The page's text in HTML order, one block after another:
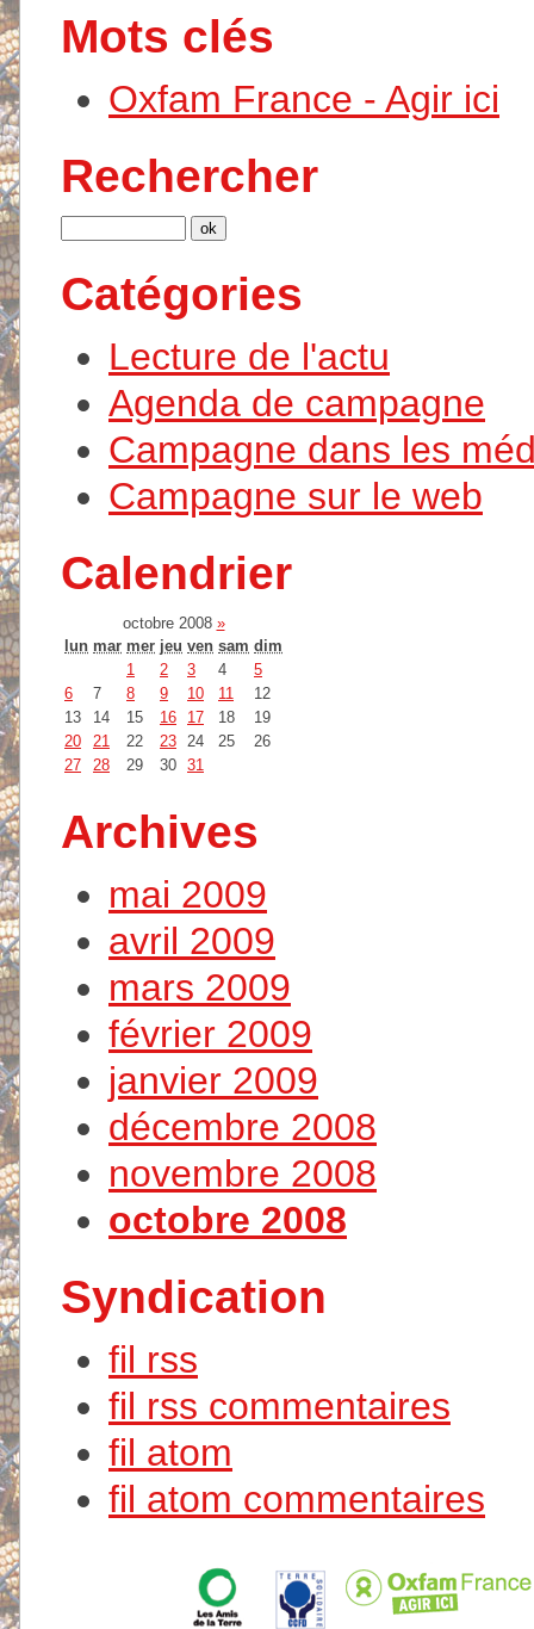
Mots clés
Oxfam France - Agir ici
Rechercher
Catégories
Lecture de l'actu
Agenda de campagne
Campagne dans les
Campagne sur le web
Calendrier
octobre 2008 »
lun mar mer jeu ven sam dim
1
2 3 4
5
6
7 8 9 10 11
12
13
14 15 16 17 18
19
20
21 22 23 24 25
26
27
28 29 30 31
Archives
mai 2009
avril 2009
mars 2009
février 2009
janvier 2009
décembre 2008
novembre 2008
octobre 2008
Syndication
fil rss
fil rss commentaires
fil atom
fil atom commentaires